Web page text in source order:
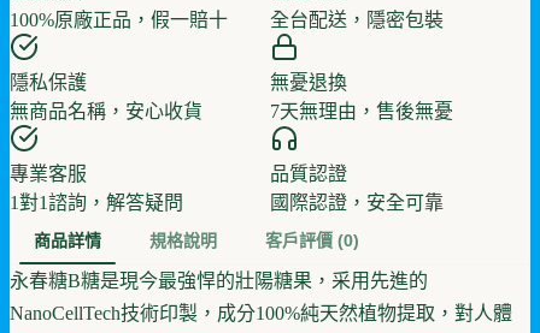
100%原廠正品，假一賠十
全台配送，隱密包裝
隱私保護
無商品名稱，安心收貨
無憂退換
7天無理由，售後無憂
專業客服
1對1諮詢，解答疑問
品質認證
國際認證，安全可靠
商品詳情 規格說明 客戶評價 (0)
永春糖B糖是現今最強悍的壯陽糖果，采用先進的
NanoCellTech技術印製，成分100%純天然植物提取，對人體